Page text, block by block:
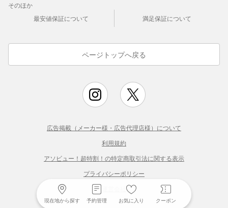
現在地から探す 予約管理 お気に入り クーポン
そのほか
最安値保証について
満足保証について
ページトップへ戻る
広告掲載（メーカー様・広告代理店様）について
利用規約
アソビュー！超特割！の特定商取引法に関する表示
プライバシーポリシー